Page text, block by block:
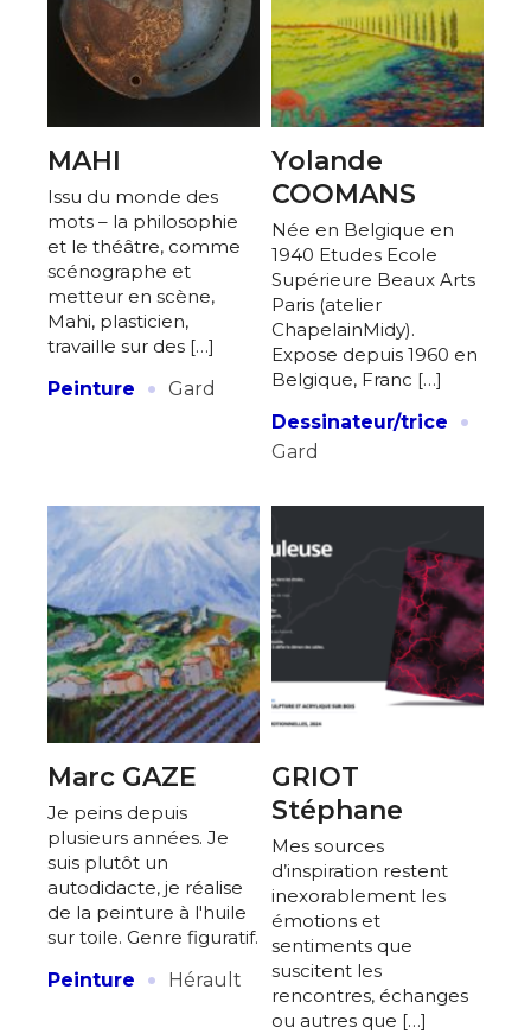
MAHI
Issu du monde des
mots – la philosophie
et le théâtre, comme
scénographe et
metteur en scène,
Mahi, plasticien,
travaille sur des […]
Peinture
· Gard
Yolande
COOMANS
Née en Belgique en
1940 Etudes Ecole
Supérieure Beaux Arts
Paris (atelier
ChapelainMidy).
Expose depuis 1960 en
Belgique, Franc […]
Dessinateur/trice
·
Gard
Marc GAZE
Je peins depuis
plusieurs années. Je
suis plutôt un
autodidacte, je réalise
de la peinture à l'huile
sur toile. Genre figuratif.
Peinture
· Hérault
GRIOT
Stéphane
Mes sources
d’inspiration restent
inexorablement les
émotions et
sentiments que
suscitent les
rencontres, échanges
ou autres que […]